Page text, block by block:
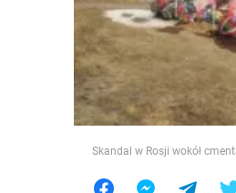
Jedzenie
Skandal w Rosji wokół